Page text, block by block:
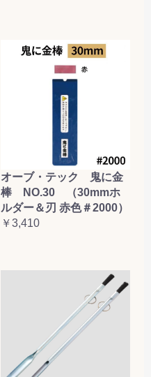
オーブ・テック 鬼に金
棒 NO.30 （30mmホ
ルダー＆刃 赤色＃2000）
￥3,410